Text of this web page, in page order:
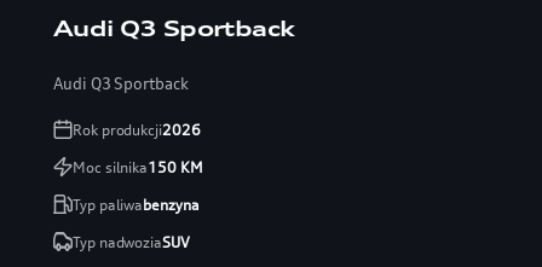
Audi Q3 Sportback
Audi Q3 Sportback
Rok produkcji2026
Moc silnika150KM
Typ paliwabenzyna
Typ nadwoziaSUV